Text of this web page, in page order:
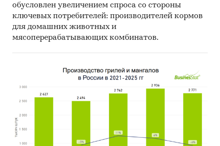
Brilliant, Sokolov, Елизавета, Красцветмет,
Платина, Приволжский ювелир и др.
Рейтинги товарных знаков ювелирных
Bamoer, Casato, EPL, Faberge, Mattioli, Mimi,
Numbering, Pandora, Utopia, Zancan и др.
Рейтинги ювелирных сетей по выручке от
585 Золотой, 585GOLD, ADAMAS, Mercury,
SOKOLOV, SUNLIGHT, UVI Jewellery, Золотая
обусловлен увеличением спроса со стороны
ключевых потребителей: производителей кормов
для домашних животных и
мясоперерабатывающих комбинатов.